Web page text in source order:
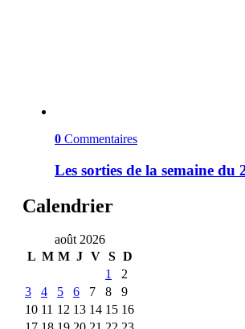
0 Commentaires
Les sorties de la semaine du
Calendrier
août 2026
L M M J V S D
1
2
3
4 5 6 7 8
9
10 11 12 13 14 15 16